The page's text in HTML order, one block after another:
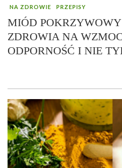
NA ZDROWIE PRZEPISY
MIÓD
ZDROWIA NA
ODPORNOŚĆ I NIE